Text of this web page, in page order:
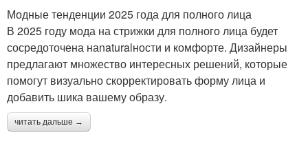
Модные тенденции 2025 года для полного лица
В 2025 году мода на стрижки для полного лица будет
сосредоточена наnaturalности и комфорте. Дизайнеры
предлагают множество интересных решений, которые
помогут визуально скорректировать форму лица и
добавить шика вашему образу.
читать дальше →